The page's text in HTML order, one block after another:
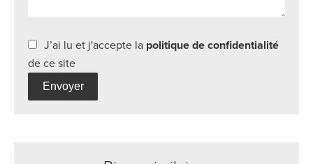
J’ai lu et j'accepte la politique de confidentialité
de ce site
Envoyer